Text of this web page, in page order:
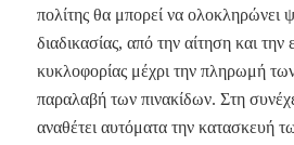
πολίτης θα μπορεί να ολοκληρώνει
διαδικασίας, από την αίτηση και την
κυκλοφορίας μέχρι την πληρωμή
παραλαβή των πινακίδων. Στη
αναθέτει αυτόματα την κατασκευή